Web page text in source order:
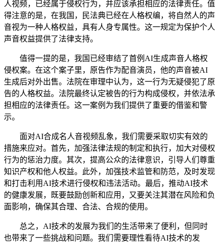
人视频，已经属于侵权行为，并应该承担相应的法律责任。值
得注意的是，在我国，民法典已经在人格权编，将自然人的声
音视为一种人格权益，具有人身专属性。这一规定为保护个人
声音权益提供了法律支持。
值得一提的是，我国已经审结了首例AI生成声音人格权
侵权案。在这个案子里，原告作为配音演员，他的声音被AI
生成后对外出售。法院在审理中认为，这一行为无疑侵犯了原
告的人格权益。法院最终认定被告的行为构成侵权，并依法承
担相应的法律责任。这一案例为我们提供了重要的借鉴和警
示。
面对AI合成名人音视频乱象，我们需要采取切实有效的
措施来应对。首先，加强法律法规的制定和执行，加大对侵权
行为的惩治力度。其次，提高公众的法律意识，引导人们尊重
知识产权和他人权益。此外，加强技术监管和防范，及时发现
和打击利用AI技术进行侵权和违法活动。最后，推动AI技术
的健康发展，既要鼓励创新和应用，又要关注其潜在风险和负
面影响，确保其合理、合法、合规的使用。
总之，AI技术的发展为我们的生活带来了便利，但同时
也带来了一些挑战和问题。我们需要理性看待AI技术的发